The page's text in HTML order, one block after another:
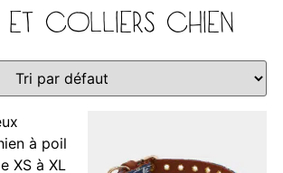
ET COLLIERS CHIEN